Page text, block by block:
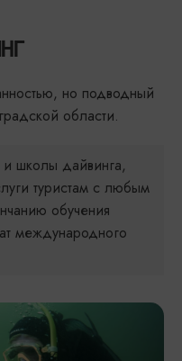
но подводный
области.
школы дайвинга,
туристам с любым
обучения
международного